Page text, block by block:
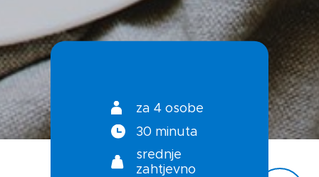
za 4 osobe
30 minuta
srednje
zahtjevno